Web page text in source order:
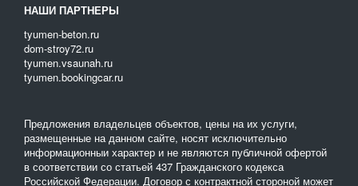
НАШИ ПАРТНЕРЫ
tyumen-beton.ru
dom-stroy72.ru
tyumen.vsaunah.ru
tyumen.bookingcar.ru
Предложения владельцев объектов, цены на их услуги,
размещенные на данном сайте, носят исключительно
информационныи характер и не являются публичной офертой
в соответствии со статьей 437 Гражданского кодекса
Российской Федерации. Договор с контрактной стороной может